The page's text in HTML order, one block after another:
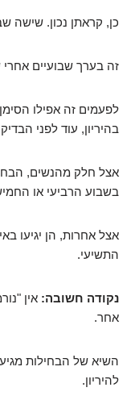
כן, קראתן נכון. שישה
זה בערך שבועיים
לפעמים זה אפילו
בהיריון, עוד לפני
אצל חלק מהנשים,
בשבוע הרביעי או
אצל אחרות, הן יגיעו
התשיעי.
נקודה חשובה: אין
אחר.
להיריון.